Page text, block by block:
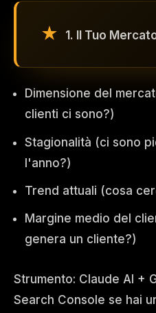
1. Il Tuo
Dimensione del
clienti ci sono?)
Stagionalità (ci sono
l'anno?)
Trend attuali (cosa
Margine medio del
genera un cliente?)
Strumento: Claude AI +
Search Console se hai